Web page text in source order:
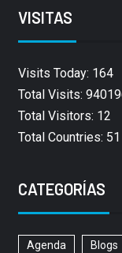
VISITAS
Visits Today: 164
Total Visits:
Total Visitors: 12
Total Countries: 51
CATEGORÍAS
Agenda Blogs